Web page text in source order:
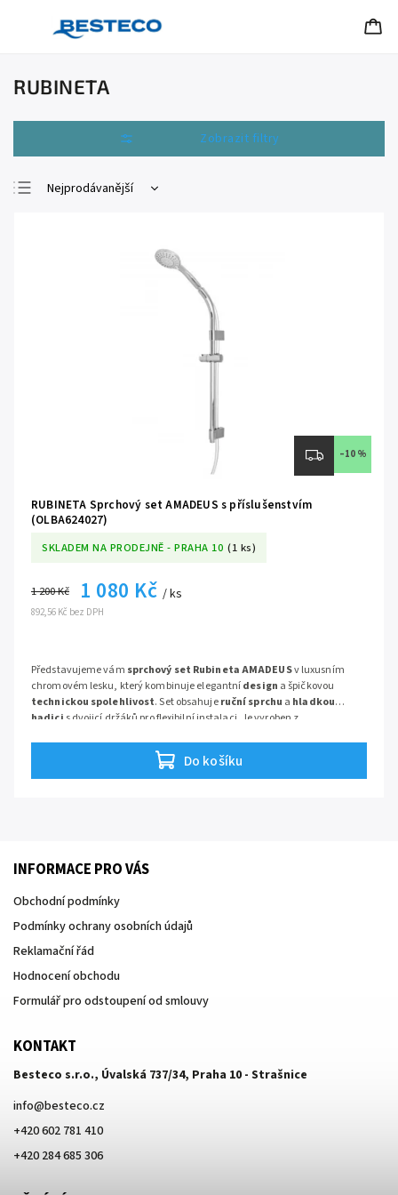
RUBINETA
Nejprodávanější
–10 %
RUBINETA Sprchový set AMADEUS s příslušenstvím
(OLBA624027)
SKLADEM NA PRODEJNĚ - PRAHA 10 (1 ks)
892,56 Kč bez DPH
1 200 Kč 1 080 Kč / ks
Do košíku
Představujeme vám sprchový set Rubineta AMADEUSv luxusním
chromovém lesku, který kombinuje elegantnídesign a špičkovou
technickou spolehlivost. Set obsahujeruční sprchu a hladkou
hadici s dvojicí držáků pro flexibilní instalaci. Je vyroben z
úprava SolidChrom zajišťuje vysokou odolnost a dlouhou životnost. S
je tento set praktickým aesteticky dokonalým
řešením pro každou moderní koupelnu.
INFORMACE PRO VÁS
Obchodní podmínky
Podmínky ochrany osobních údajů
Reklamační řád
Hodnocení obchodu
Formulář pro odstoupení od smlouvy
KONTAKT
Besteco s.r.o., Úvalská 737/34, Praha 10 - Strašnice
info@besteco.cz
+420 602 781 410
+420 284 685 306